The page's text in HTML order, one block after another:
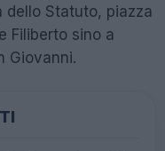
dello Statuto, piazza
Filiberto sino a
Giovanni.